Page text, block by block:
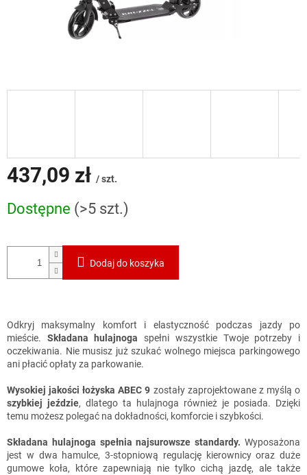
437,09 zł / szt.
jednostkowa:
Dostępne (>5 szt.)
Dodaj do koszyka
Odkryj maksymalny komfort i elastyczność podczas jazdy po
mieście. Składana hulajnoga spełni wszystkie Twoje potrzeby i
oczekiwania. Nie musisz już szukać wolnego miejsca parkingowego
ani płacić opłaty za parkowanie.
Wysokiej jakości łożyska ABEC 9 zostały zaprojektowane z myślą o
szybkiej jeździe, dlatego ta hulajnoga również je posiada. Dzięki
temu możesz polegać na dokładności, komforcie i szybkości.
Składana hulajnoga spełnia najsurowsze standardy. Wyposażona
jest w dwa hamulce, 3-stopniową regulację kierownicy oraz duże
gumowe koła, które zapewniają nie tylko cichą jazdę, ale także